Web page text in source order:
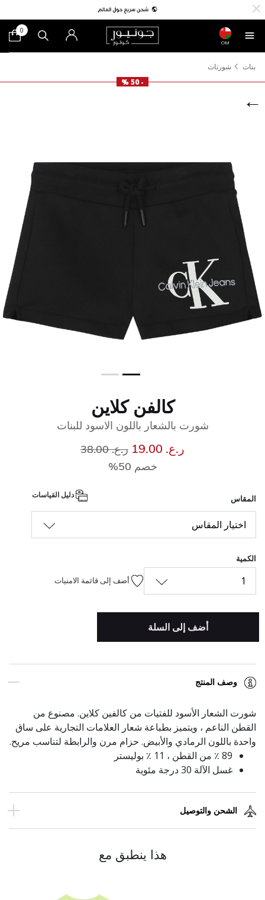
OM
0
بنات
شورتات
- 50 %
كالفن كلاين
شورت بالشعار باللون الاسود للبنات
ر.ع. 19.00 سعر مخفض من
ر.ع. 38.00
خصم 50%
المقاس
اختيار المقاس
الكمية
1 أضف إلى قائمة الامنيات
أضف إلى السلة
وصف المنتج
شورت الشعار الأسود للفتيات من كالفين كلاين. مصنوع من
القطن الناعم ، ويتميز بطباعة شعار العلامات التجارية على ساق
واحدة باللون الرمادي والأبيض. حزام مرن والرابطة لتناسب مريح.
89 ٪ من القطن ، 11 ٪ بوليستر
غسل الآلة 30 درجة مئوية
الشحن والتوصيل
هذا ينطبق مع